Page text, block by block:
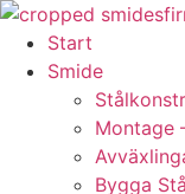
Skip
content
Start
Smide
Montage
Bygga